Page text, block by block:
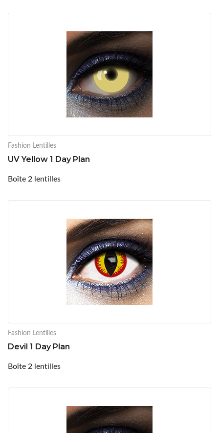
Fashion Lentilles
UV Yellow 1 Day Plan
Boîte 2 lentilles
Fashion Lentilles
Devil 1 Day Plan
Boîte 2 lentilles